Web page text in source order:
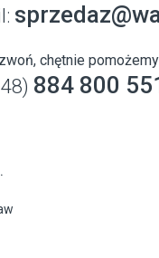
chętnie
884 800